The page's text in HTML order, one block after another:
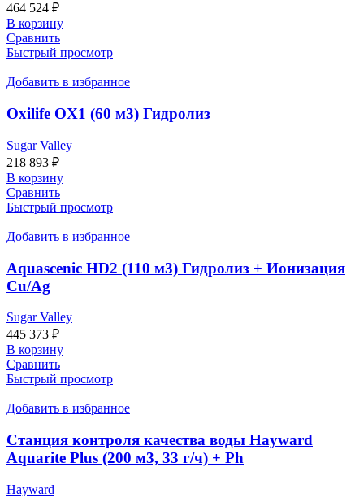
464 524 ₽
В корзину
Сравнить
Быстрый просмотр
Добавить в избранное
Oxilife OX1 (60 м3) Гидролиз
Sugar Valley
218 893 ₽
В корзину
Сравнить
Быстрый просмотр
Добавить в избранное
Aquascenic HD2 (110 м3) Гидролиз + Ионизация
Cu/Ag
Sugar Valley
445 373 ₽
В корзину
Сравнить
Быстрый просмотр
Добавить в избранное
Станция контроля качества воды Hayward
Aquarite Plus (200 м3, 33 г/ч) + Ph
Hayward